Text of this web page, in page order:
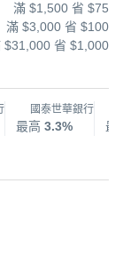
滿 $1,500 省 $75
滿 $3,000 省 $100
$31,000 省 $1,000
國泰世華銀行
最高 3.3% 最